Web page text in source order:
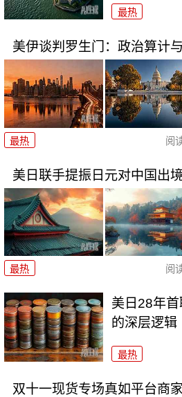
最热
美伊谈判罗生门：政治算计
最热 阅
美日联手提振日元对中国出
最热 阅
美日28年
的深层逻辑
最热
双十一现货专场真如平台商